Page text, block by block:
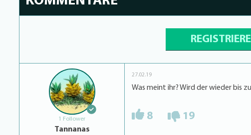
1 Follower
Tannanas
27.02.19
Was meint ihr? Wird der wieder bis
8 19